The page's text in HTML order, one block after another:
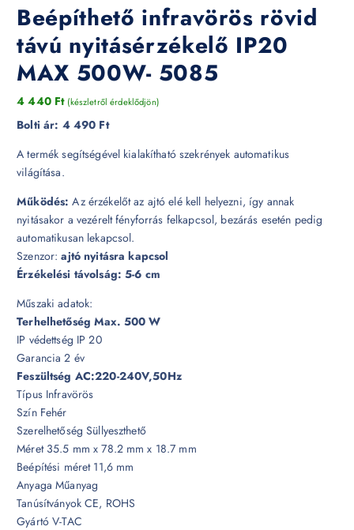
Beépíthető infravörös rövid
távú nyitásérzékelő IP20
MAX 500W- 5085
4 440 Ft (készletről érdeklődjön)
Bolti ár: 4 490 Ft
A termék segítségével kialakítható szekrények automatikus
világítása.
Működés: Az érzékelőt az ajtó elé kell helyezni, így annak
nyitásakor a vezérelt fényforrás felkapcsol, bezárás esetén pedig
automatikusan lekapcsol.
Szenzor:ajtó nyitásra kapcsol
Érzékelési távolság: 5-6 cm
Műszaki adatok:
Terhelhetőség Max. 500 W
IP védettség IP 20
Garancia 2 év
Feszültség AC:220-240V,50Hz
Típus Infravörös
Szín Fehér
Szerelhetőség Süllyeszthető
Méret 35.5 mm x 78.2 mm x 18.7 mm
Beépítési méret 11,6 mm
Anyaga Műanyag
Tanúsítványok CE, ROHS
Gyártó V-TAC